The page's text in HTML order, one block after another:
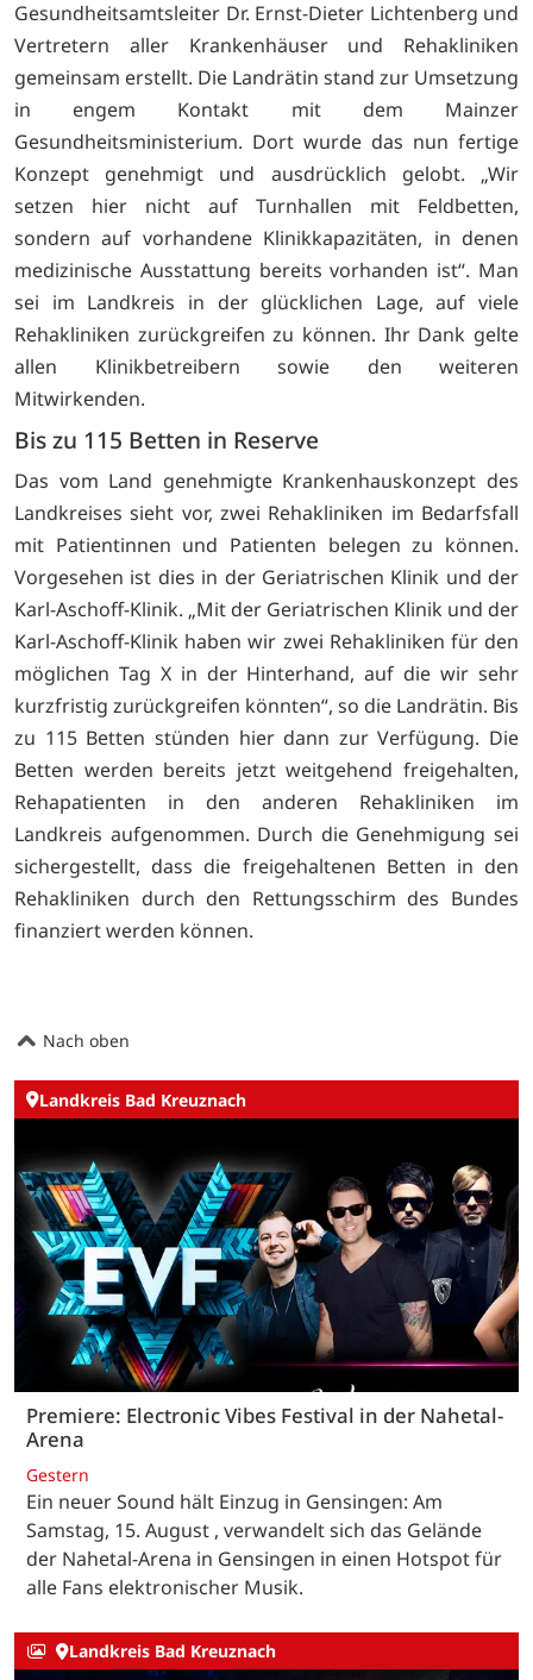
Gesundheitsamtsleiter Dr. Ernst-Dieter Lichtenberg und
Vertretern aller Krankenhäuser und Rehakliniken
gemeinsam erstellt. Die Landrätin stand zur Umsetzung
in engem Kontakt mit dem Mainzer
Gesundheitsministerium. Dort wurde das nun fertige
Konzept genehmigt und ausdrücklich gelobt. „Wir
setzen hier nicht auf Turnhallen mit Feldbetten,
sondern auf vorhandene Klinikkapazitäten, in denen
medizinische Ausstattung bereits vorhanden ist“. Man
sei im Landkreis in der glücklichen Lage, auf viele
Rehakliniken zurückgreifen zu können. Ihr Dank gelte
allen Klinikbetreibern sowie den weiteren
Mitwirkenden.
Bis zu 115 Betten in Reserve
Das vom Land genehmigte Krankenhauskonzept des
Landkreises sieht vor, zwei Rehakliniken im Bedarfsfall
mit Patientinnen und Patienten belegen zu können.
Vorgesehen ist dies in der Geriatrischen Klinik und der
Karl-Aschoff-Klinik. „Mit der Geriatrischen Klinik und der
Karl-Aschoff-Klinik haben wir zwei Rehakliniken für den
möglichen Tag X in der Hinterhand, auf die wir sehr
kurzfristig zurückgreifen könnten“, so die Landrätin. Bis
zu 115 Betten stünden hier dann zur Verfügung. Die
Betten werden bereits jetzt weitgehend freigehalten,
Rehapatienten in den anderen Rehakliniken im
Landkreis aufgenommen. Durch die Genehmigung sei
sichergestellt, dass die freigehaltenen Betten in den
Rehakliniken durch den Rettungsschirm des Bundes
finanziert werden können.
Nach oben
Landkreis Bad Kreuznach
Premiere: Electronic Vibes Festival in der Nahetal-
Arena
Gestern
Ein neuer Sound hält Einzug in Gensingen: Am
Samstag, 15. August , verwandelt sich das Gelände
der Nahetal-Arena in Gensingen in einen Hotspot für
alle Fans elektronischer Musik.
Landkreis Bad Kreuznach